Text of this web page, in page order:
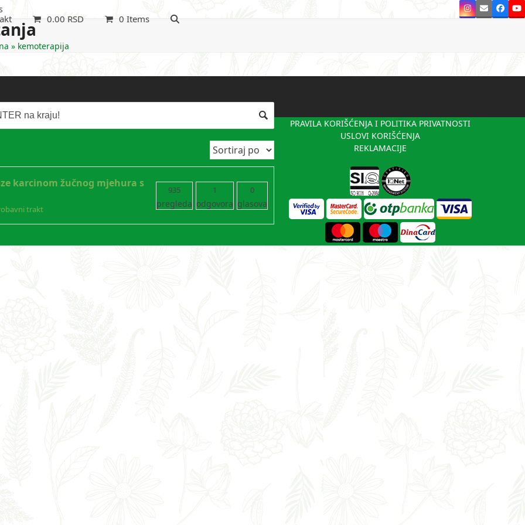
Instagram
Email
0.00 RSD 0 Items
» kemoterapija
karcinom žučnog mjehura s
trakt
935
pregleda
1
odgovora
0
glasova
PRAVILA KORIŠĆENJA I POLITIKA PRIVATNOSTI
USLOVI KORIŠĆENJA
REKLAMACIJE